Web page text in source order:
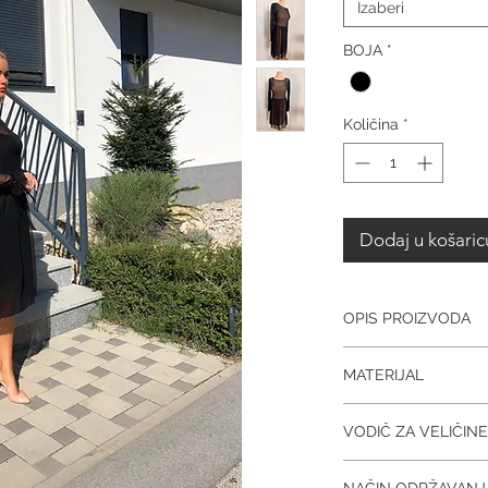
Izaberi
BOJA *
Količina *
Dodaj u
OPIS PROIZVODA
boji. Veličine su
MATERIJAL
VODIČ ZA VELIČINE
Veli XS S